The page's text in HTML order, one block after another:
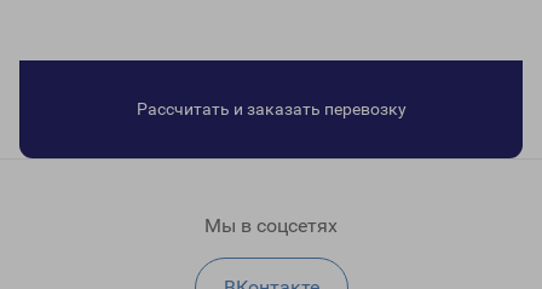
Рассчитать и заказать перевозку
Мы в соцсетях